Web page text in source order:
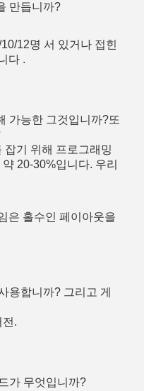
만듭니까?
12명 서 있거나 접힌
다 .
가능한 그것입니까?또
잡기 위해 프로그래밍
20-30%입니다. 우리
은 홀수인 페이아웃을
용합니까? 그리고 게
전.
가 무엇입니까?